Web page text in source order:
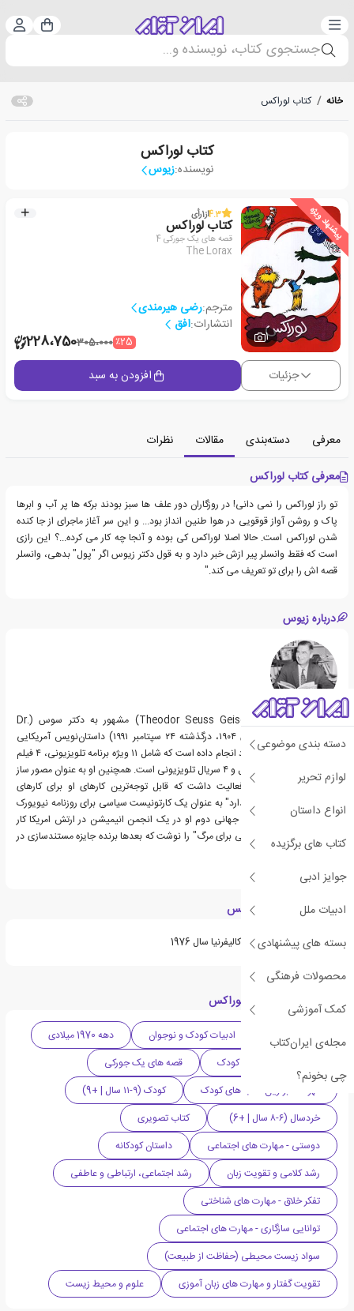
دسته‌بندی سبد
جستجوی کتاب، نویسنده و...
دسته بندی موضوعی
لوازم تحریر
انواع داستان
کتاب های برگزیده
جوایز ادبی
ادبیات ملل
بسته های پیشنهادی
محصولات فرهنگی
کمک آموزشی
مجله‌ی ایران‌کتاب
چی بخونم؟
خانه / کتاب لوراکس
کتاب لوراکس
نویسنده:زیوس
پیشنهاد ویژه
1
4.3از1رأی
کتاب لوراکس
قصه های یک جورکی 4
The Lorax
مترجم:رضی هیرمندی
انتشارات:افق
٪25305،000228،750
جزئیات افزودن به سبد
معرفی دسته‌بندی مقالات
نظرات
معرفی کتاب لوراکس
تو راز لوراکس را نمی دانی! در روزگاران دور علف ها سبز بودند برکه ها پر آب و ابرها
پاک و روشن آواز قوقویی در هوا طنین انداز بود... و این سر آغاز ماجرای از جا کنده
شدن لوراکس است. حالا اصلا لوراکس کی بوده و آنجا چه کار می کرده...؟ این رازی
است که فقط وانسلر پیر ازش خبر دارد و به قول دکتر زیوس اگر "پول" بدهی، وانسلر
قصه اش را برای تو تعریف می کند."
درباره زیوس
تئودور سوس گایزل (Theodor Seuss Geisel) مشهور به دکتر سوس (Dr.
Seuss) (متولد ۲ مارس ۱۹۰۴، درگذشته ۲۴ سپتامبر ۱۹۹۱) داستان‌نویس آمریکایی
کودکان بود. او کارهای زیاد انجام داده است که شامل ۱۱ ویژه برنامه تلویزیونی، ۴ فیلم
برجسته، یک فیلم موزیکال و ۴ سریال تلویزیونی است. همچنین او به عنوان مصور ساز
در انجمنهای انتشاراتی فعالیت داشت که قابل توجه‌ترین کارهای او برای کارهای
"تندرفتن" و "نفت استاندارد" به عنوان یک کارتونیست سیاسی برای روزنامه نیویورک
سیتی بود. در زمان جنگ جهانی دوم او در یک انجمن انیمیشن در ارتش امریکا کار
می‌کرد جایی که او "طراحی برای مرگ" را نوشت که بعدها برنده جایزه مستندسازی در
سال ۱۹۴۷ شد.
ویژگی های کتاب لوراکس
نامزد نشان خواننده جوان کالیفرنیا سال 1976
دسته بندی های کتاب لوراکس
ادبیات آمریکا ادبیات کودک و نوجوان
دهه 1970 میلادی
کتاب کودک
قصه های یک جورکی
فهرست برترین کتاب های کودک
کودک (۹-۱۱ سال | +9)
خردسال (۶-۸ سال | +6)
کتاب تصویری
دوستی - مهارت های اجتماعی
داستان کودکانه
رشد کلامی و تقویت زبان
رشد اجتماعی، ارتباطی و عاطفی
تفکر خلاق - مهارت های شناختی
توانایی سازگاری - مهارت های اجتماعی
سواد زیست محیطی (حفاظت از طبیعت)
تقویت گفتار و مهارت های زبان آموزی
علوم و محیط زیست